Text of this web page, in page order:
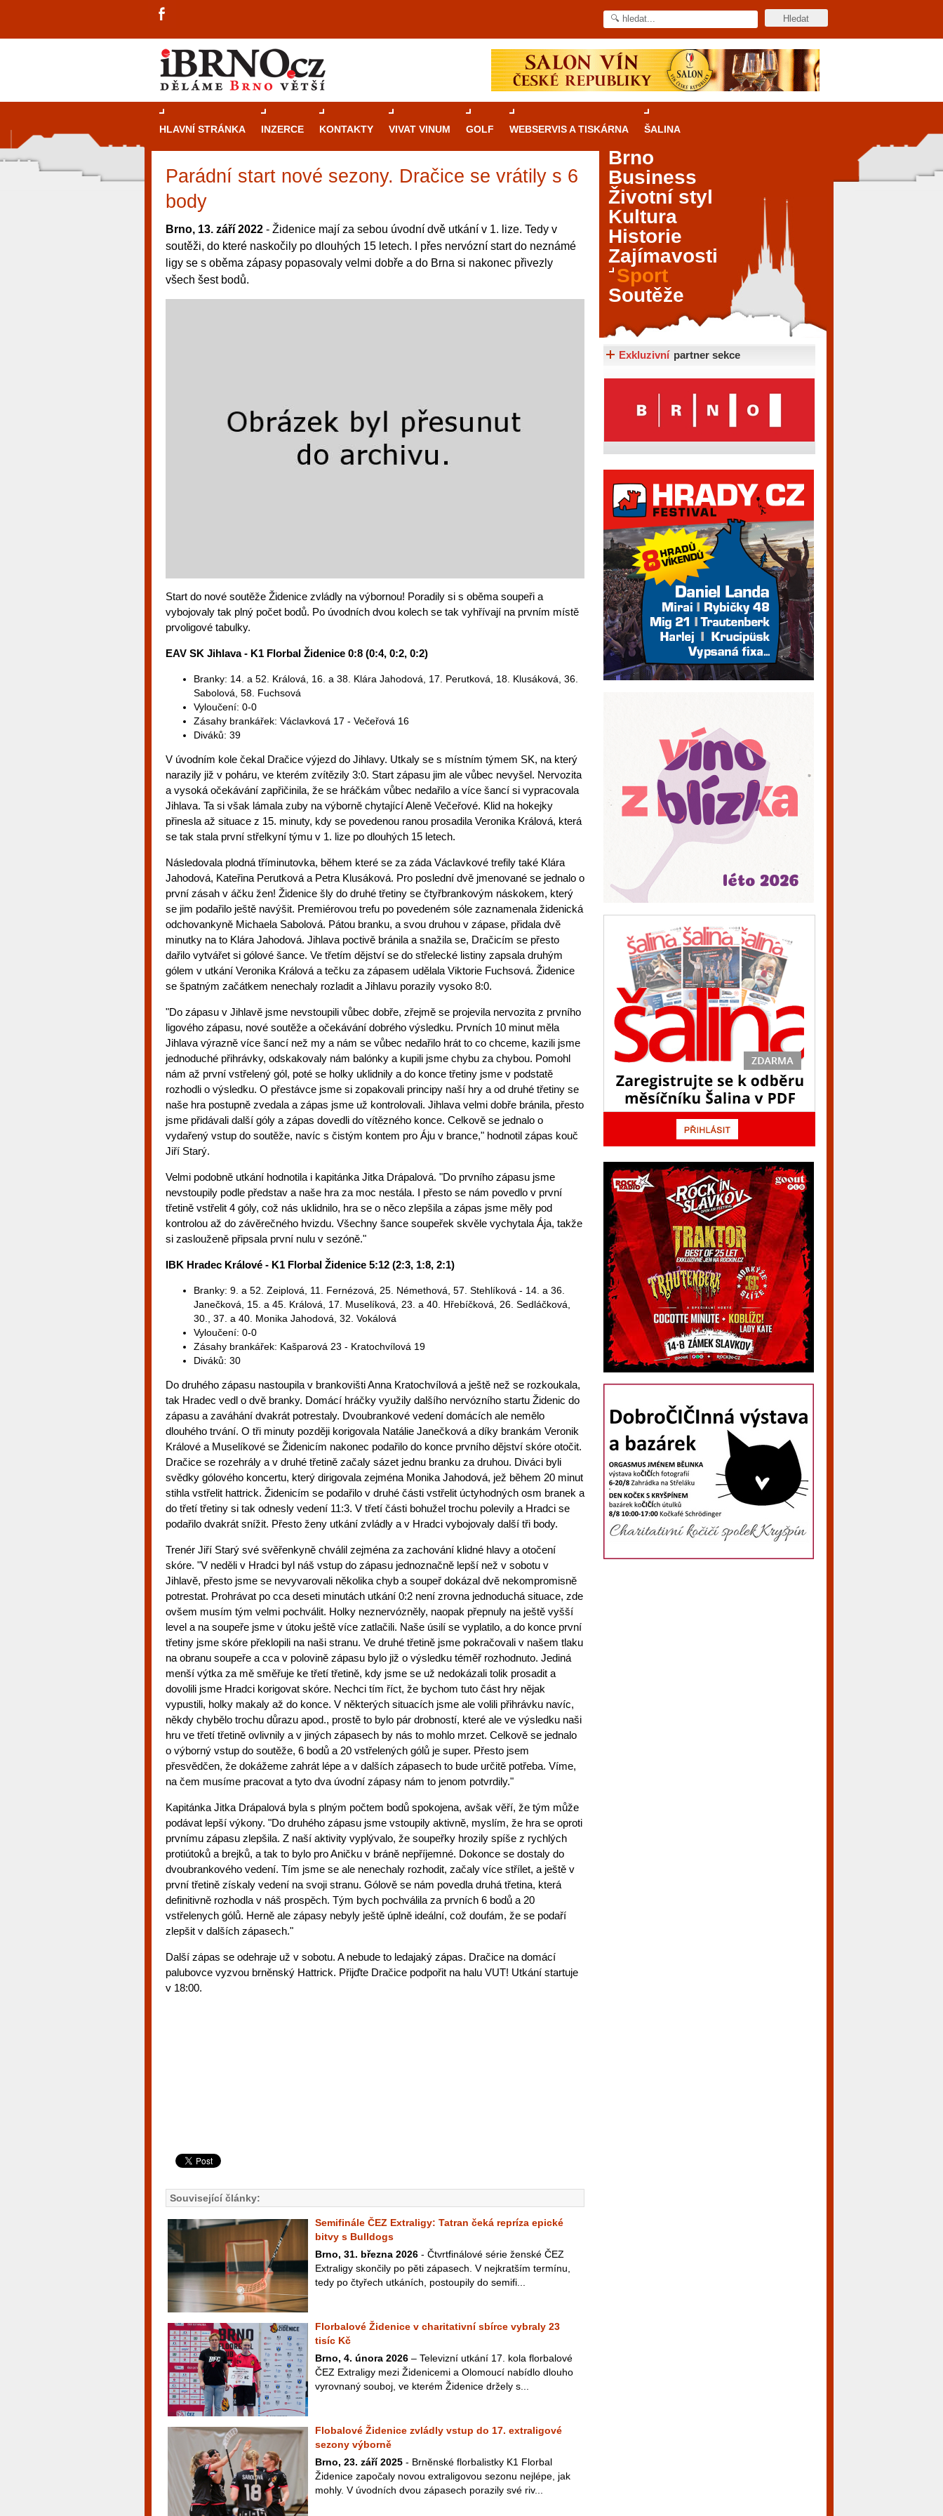
HLAVNÍ STRÁNKA INZERCE KONTAKTY VIVAT VINUM GOLF WEBSERVIS A TISKÁRNA ŠALINA
Parádní start nové sezony. Dračice se vrátily s 6
body
Brno, 13. září 2022 - Židenice mají za sebou úvodní dvě utkání v 1. lize. Tedy v
soutěži, do které naskočily po dlouhých 15 letech. I přes nervózní start do neznámé
ligy se s oběma zápasy popasovaly velmi dobře a do Brna si nakonec přivezly
všech šest bodů.
Start do nové soutěže Židenice zvládly na výbornou! Poradily si s oběma soupeři a
vybojovaly tak plný počet bodů. Po úvodních dvou kolech se tak vyhřívají na prvním místě
prvoligové tabulky.
EAV SK Jihlava - K1 Florbal Židenice 0:8 (0:4, 0:2, 0:2)
Branky: 14. a 52. Králová, 16. a 38. Klára Jahodová, 17. Perutková, 18. Klusáková, 36.
Sabolová, 58. Fuchsová
Vyloučení: 0-0
Zásahy brankářek: Václavková 17 - Večeřová 16
Diváků: 39
V úvodním kole čekal Dračice výjezd do Jihlavy. Utkaly se s místním týmem SK, na který
narazily již v poháru, ve kterém zvítězily 3:0. Start zápasu jim ale vůbec nevyšel. Nervozita
a vysoká očekávání zapřičinila, že se hráčkám vůbec nedařilo a více šancí si vypracovala
Jihlava. Ta si však lámala zuby na výborně chytající Aleně Večeřové. Klid na hokejky
přinesla až situace z 15. minuty, kdy se povedenou ranou prosadila Veronika Králová, která
se tak stala první střelkyní týmu v 1. lize po dlouhých 15 letech.
Následovala plodná tříminutovka, během které se za záda Václavkové trefily také Klára
Jahodová, Kateřina Perutková a Petra Klusáková. Pro poslední dvě jmenované se jednalo o
první zásah v áčku žen! Židenice šly do druhé třetiny se čtyřbrankovým náskokem, který
se jim podařilo ještě navýšit. Premiérovou trefu po povedeném sóle zaznamenala židenická
odchovankyně Michaela Sabolová. Pátou branku, a svou druhou v zápase, přidala dvě
minutky na to Klára Jahodová. Jihlava poctivě bránila a snažila se, Dračicím se přesto
dařilo vytvářet si gólové šance. Ve třetím dějství se do střelecké listiny zapsala druhým
gólem v utkání Veronika Králová a tečku za zápasem udělala Viktorie Fuchsová. Židenice
se špatným začátkem nenechaly rozladit a Jihlavu porazily vysoko 8:0.
"Do zápasu v Jihlavě jsme nevstoupili vůbec dobře, zřejmě se projevila nervozita z prvního
ligového zápasu, nové soutěže a očekávání dobrého výsledku. Prvních 10 minut měla
Jihlava výrazně více šancí než my a nám se vůbec nedařilo hrát to co chceme, kazili jsme
jednoduché přihrávky, odskakovaly nám balónky a kupili jsme chybu za chybou. Pomohl
nám až první vstřelený gól, poté se holky uklidnily a do konce třetiny jsme v podstatě
rozhodli o výsledku. O přestávce jsme si zopakovali principy naší hry a od druhé třetiny se
naše hra postupně zvedala a zápas jsme už kontrolovali. Jihlava velmi dobře bránila, přesto
jsme přidávali další góly a zápas dovedli do vítězného konce. Celkově se jednalo o
vydařený vstup do soutěže, navíc s čistým kontem pro Áju v brance," hodnotil zápas kouč
Jiří Starý.
Velmi podobně utkání hodnotila i kapitánka Jitka Drápalová. "Do prvního zápasu jsme
nevstoupily podle představ a naše hra za moc nestála. I přesto se nám povedlo v první
třetině vstřelit 4 góly, což nás uklidnilo, hra se o něco zlepšila a zápas jsme měly pod
kontrolou až do závěrečného hvizdu. Všechny šance soupeřek skvěle vychytala Ája, takže
si zaslouženě připsala první nulu v sezóně."
IBK Hradec Králové - K1 Florbal Židenice 5:12 (2:3, 1:8, 2:1)
Branky: 9. a 52. Zeiplová, 11. Fernézová, 25. Némethová, 57. Stehlíková - 14. a 36.
Janečková, 15. a 45. Králová, 17. Muselíková, 23. a 40. Hřebíčková, 26. Sedláčková,
30., 37. a 40. Monika Jahodová, 32. Vokálová
Vyloučení: 0-0
Zásahy brankářek: Kašparová 23 - Kratochvílová 19
Diváků: 30
Do druhého zápasu nastoupila v brankovišti Anna Kratochvílová a ještě než se rozkoukala,
tak Hradec vedl o dvě branky. Domácí hráčky využily dalšího nervózního startu Židenic do
zápasu a zaváhání dvakrát potrestaly. Dvoubrankové vedení domácích ale nemělo
dlouhého trvání. O tři minuty později korigovala Natálie Janečková a díky brankám Veronik
Králové a Muselíkové se Židenicím nakonec podařilo do konce prvního dějství skóre otočit.
Dračice se rozehrály a v druhé třetině začaly sázet jednu branku za druhou. Diváci byli
svědky gólového koncertu, který dirigovala zejména Monika Jahodová, jež během 20 minut
stihla vstřelit hattrick. Židenicím se podařilo v druhé části vstřelit úctyhodných osm branek a
do třetí třetiny si tak odnesly vedení 11:3. V třetí části bohužel trochu polevily a Hradci se
podařilo dvakrát snížit. Přesto ženy utkání zvládly a v Hradci vybojovaly další tři body.
Trenér Jiří Starý své svěřenkyně chválil zejména za zachování klidné hlavy a otočení
skóre. "V neděli v Hradci byl náš vstup do zápasu jednoznačně lepší než v sobotu v
Jihlavě, přesto jsme se nevyvarovali několika chyb a soupeř dokázal dvě nekompromisně
potrestat. Prohrávat po cca deseti minutách utkání 0:2 není zrovna jednoduchá situace, zde
ovšem musím tým velmi pochválit. Holky neznervózněly, naopak přepnuly na ještě vyšší
level a na soupeře jsme v útoku ještě více zatlačili. Naše úsilí se vyplatilo, a do konce první
třetiny jsme skóre překlopili na naši stranu. Ve druhé třetině jsme pokračovali v našem tlaku
na obranu soupeře a cca v polovině zápasu bylo již o výsledku téměř rozhodnuto. Jediná
menší výtka za mě směřuje ke třetí třetině, kdy jsme se už nedokázali tolik prosadit a
dovolili jsme Hradci korigovat skóre. Nechci tím říct, že bychom tuto část hry nějak
vypustili, holky makaly až do konce. V některých situacích jsme ale volili přihrávku navíc,
někdy chybělo trochu důrazu apod., prostě to bylo pár drobností, které ale ve výsledku naši
hru ve třetí třetině ovlivnily a v jiných zápasech by nás to mohlo mrzet. Celkově se jednalo
o výborný vstup do soutěže, 6 bodů a 20 vstřelených gólů je super. Přesto jsem
přesvědčen, že dokážeme zahrát lépe a v dalších zápasech to bude určitě potřeba. Víme,
na čem musíme pracovat a tyto dva úvodní zápasy nám to jenom potvrdily."
Kapitánka Jitka Drápalová byla s plným počtem bodů spokojena, avšak věří, že tým může
podávat lepší výkony. "Do druhého zápasu jsme vstoupily aktivně, myslím, že hra se oproti
prvnímu zápasu zlepšila. Z naší aktivity vyplývalo, že soupeřky hrozily spíše z rychlých
protiútoků a brejků, a tak to bylo pro Aničku v bráně nepříjemné. Dokonce se dostaly do
dvoubrankového vedení. Tím jsme se ale nenechaly rozhodit, začaly více střílet, a ještě v
první třetině získaly vedení na svoji stranu. Gólově se nám povedla druhá třetina, která
definitivně rozhodla v náš prospěch. Tým bych pochválila za prvních 6 bodů a 20
vstřelenych gólů. Herně ale zápasy nebyly ještě úplně ideální, což doufám, že se podaří
zlepšit v dalších zápasech."
Další zápas se odehraje už v sobotu. A nebude to ledajaký zápas. Dračice na domácí
palubovce vyzvou brněnský Hattrick. Přijďte Dračice podpořit na halu VUT! Utkání startuje
v 18:00.
Související články:
Semifinále ČEZ Extraligy: Tatran čeká repríza epické
bitvy s Bulldogs
Brno, 31. března 2026 - Čtvrtfinálové série ženské ČEZ
Extraligy skončily po pěti zápasech. V nejkratším termínu,
tedy po čtyřech utkáních, postoupily do semifi...
Florbalové Židenice v charitativní sbírce vybraly 23
tisíc Kč
Brno, 4. února 2026 – Televizní utkání 17. kola florbalové
ČEZ Extraligy mezi Židenicemi a Olomoucí nabídlo dlouho
vyrovnaný souboj, ve kterém Židenice držely s...
Flobalové Židenice zvládly vstup do 17. extraligové
sezony výborně
Brno, 23. září 2025 - Brněnské florbalistky K1 Florbal
Židenice započaly novou extraligovou sezonu nejlépe, jak
mohly. V úvodních dvou zápasech porazily své riv...
Průvodcekasinovými hrami v Brně: Od
Brno je městem známým pro zajímavé památky, skvělé
restaurace, divadla a univerzity. Mimo jiné je ale také
místem, kde si můžete legálně a bezpečně vyzkoušet
různé kasinové hry. V neustále kvetoucí moravské
Brno
Business
Životní styl
Kultura
Historie
Zajímavosti
Sport
Soutěže
Exkluzivní partner sekce